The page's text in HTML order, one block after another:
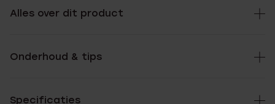
Alles over dit product
Onderhoud & tips
Specificaties